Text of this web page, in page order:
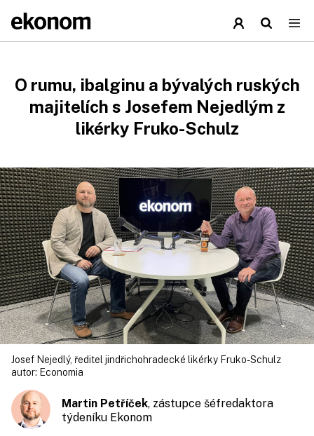
O rumu, ibalginu a bývalých ruských
majitelích s Josefem Nejedlým z
likérky Fruko-Schulz
Josef Nejedlý, ředitel jindřichohradecké likérky Fruko-Schulz
autor: Economia
Martin Petříček, zástupce šéfredaktora
týdeníku Ekonom